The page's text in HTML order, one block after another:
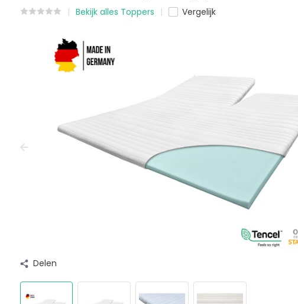
Bekijk alles Toppers Vergelijk
Delen